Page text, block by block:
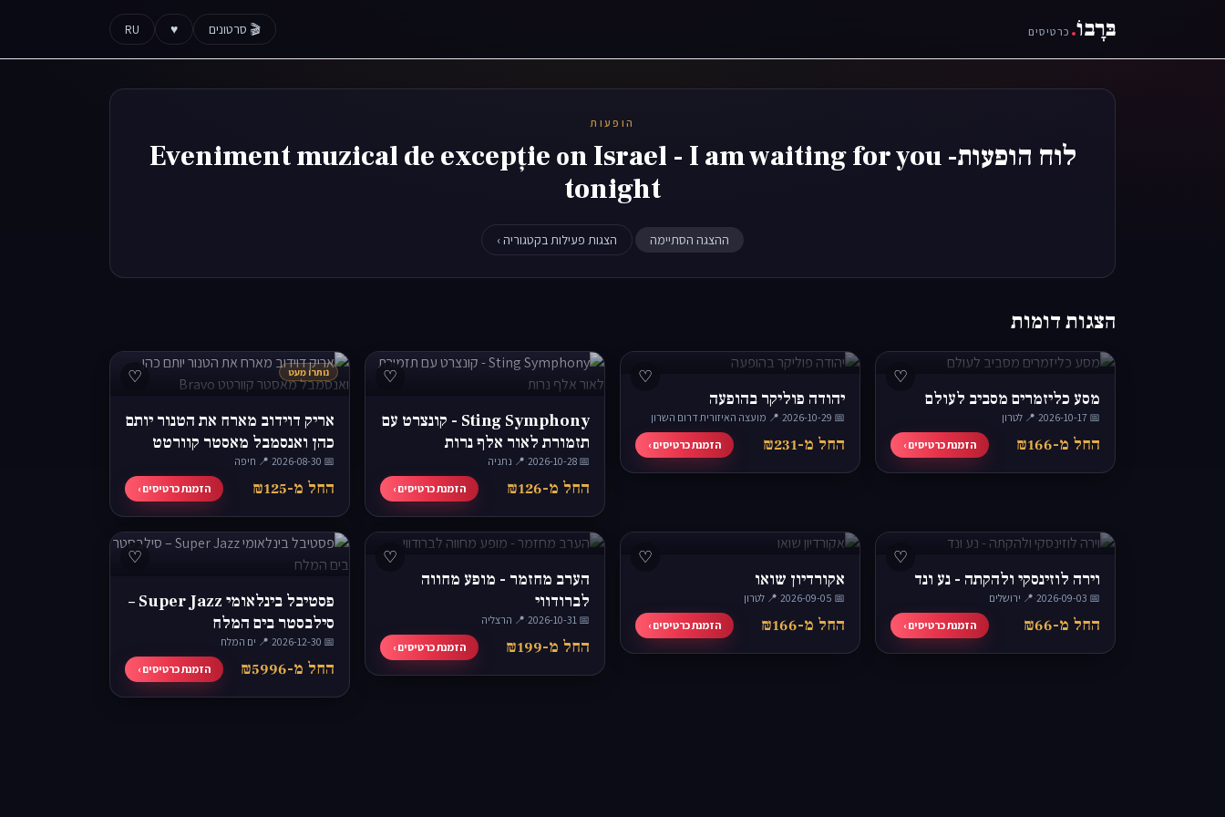
בּרָבוֹ. כרטיסים 🎬 סרטונים ♥
RU
הופעות
לוח הופעות- Eveniment muzical de excepție оn Israel - I am waiting for you
tonight
ההצגה הסתיימה הצגות פעילות בקטגוריה ›
הצגות דומות
♡
מסע כליזמרים מסביב לעולם
📅 2026-10-17
·📍 לטרון
החל מ-₪166 הזמנת כרטיסים ›
♡
יהודה פוליקר בהופעה
📅 2026-10-29
·📍 מועצה האיזורית דרום השרון
החל מ-₪231 הזמנת כרטיסים ›
♡
Sting Symphony - קונצרט עם
תזמורת לאור אלף נרות
📅 2026-10-28
·📍 נתניה
החל מ-₪126 הזמנת כרטיסים ›
♡ נותרו מעט
אריק דוידוב מארח את הטנור יותם
כהן ואנסמבל מאסטר קוורטט
Bravo
📅 2026-08-30
·📍 חיפה
החל מ-₪125 הזמנת כרטיסים ›
♡
וירה לוזינסקי ולהקתה - נע ונד
📅 2026-09-03
·📍 ירושלים
החל מ-₪66 הזמנת כרטיסים ›
♡
אקורדיון שואו
📅 2026-09-05
·📍 לטרון
החל מ-₪166 הזמנת כרטיסים ›
♡
הערב מחזמר - מופע מחווה
לברודווי
📅 2026-10-31
·📍 הרצליה
החל מ-₪199 הזמנת כרטיסים ›
♡
פסטיבל בינלאומי Super Jazz –
סילבסטר בים המלח
📅 2026-12-30
·📍 ים המלח
החל מ-₪5996 הזמנת כרטיסים ›